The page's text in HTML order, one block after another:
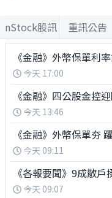
nStock股訊 重訊公告
《金融》外幣保單利
今天 17:00
《金融》四公股金控
今天 13:46
《金融》外幣保單夯
今天 09:11
《各報要聞》9成散
今天 09:07